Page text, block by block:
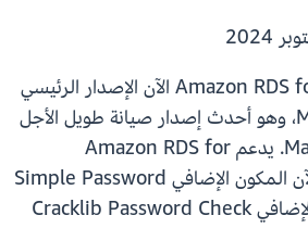
يدعم Amazon RDS for MariaDB الآن الإصدار الرئيسي
11.4 من MariaDB، وهو أحدث إصدار صيانة طويل الأجل
من مجتمع MariaDB. يدعم Amazon RDS for
MariaDB 11.4 الآن المكون الإضافي Simple Password
Check، والمكون الإضافي Cracklib Password Check